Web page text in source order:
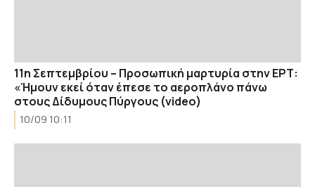
11η Σεπτεμβρίου – Προσωπική μαρτυρία στην ΕΡΤ:
«Ήμουν εκεί όταν έπεσε το αεροπλάνο πάνω
στους Δίδυμους Πύργους (video)
10/09 10:11